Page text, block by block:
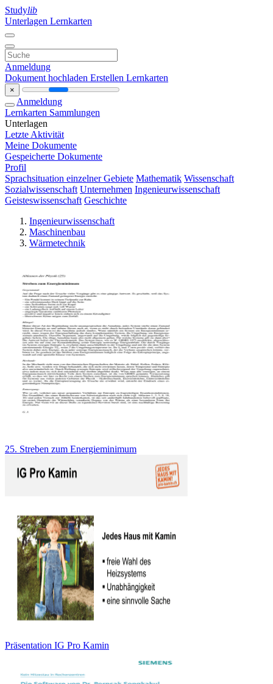
Studylib
Unterlagen Lernkarten
Anmeldung
Dokument hochladen Erstellen Lernkarten
×
Anmeldung
Lernkarten Sammlungen
Unterlagen
Letzte Aktivität
Meine Dokumente
Gespeicherte Dokumente
Profil
Sprachsituation einzelner Gebiete Mathematik Wissenschaft
Sozialwissenschaft Unternehmen Ingenieurwissenschaft
Geisteswissenschaft Geschichte
Ingenieurwissenschaft
Maschinenbau
Wärmetechnik
25. Streben zum Energieminimum
Präsentation IG Pro Kamin